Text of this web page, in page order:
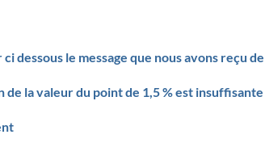
dessous le message que nous avons reçu de
de la valeur du point de 1,5 % est